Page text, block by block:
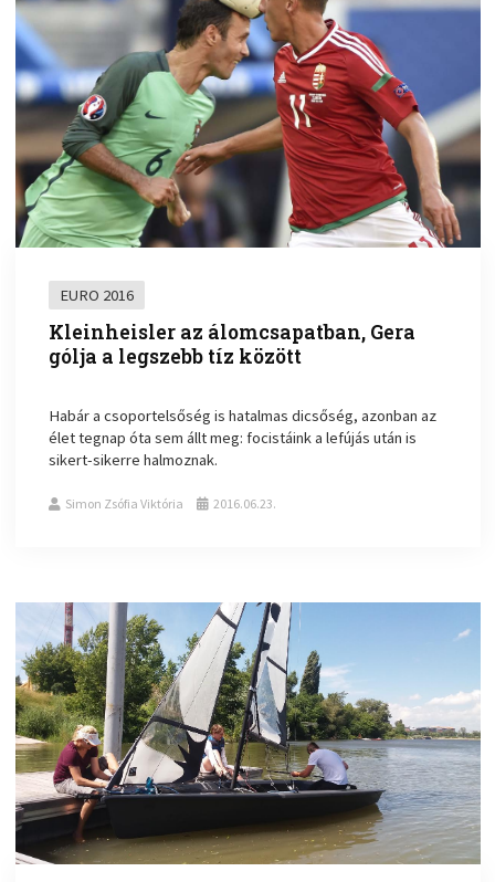
EURO 2016
Kleinheisler az álomcsapatban, Gera
gólja a legszebb tíz között
Habár a csoportelsőség is hatalmas dicsőség, azonban az
élet tegnap óta sem állt meg: focistáink a lefújás után is
sikert-sikerre halmoznak.
Simon Zsófia Viktória 2016.06.23.